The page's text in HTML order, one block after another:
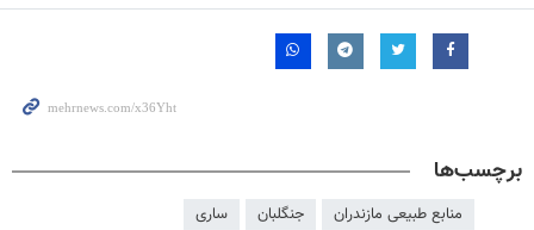
برچسب‌ها
منابع طبیعی مازندران جنگلبان ساری